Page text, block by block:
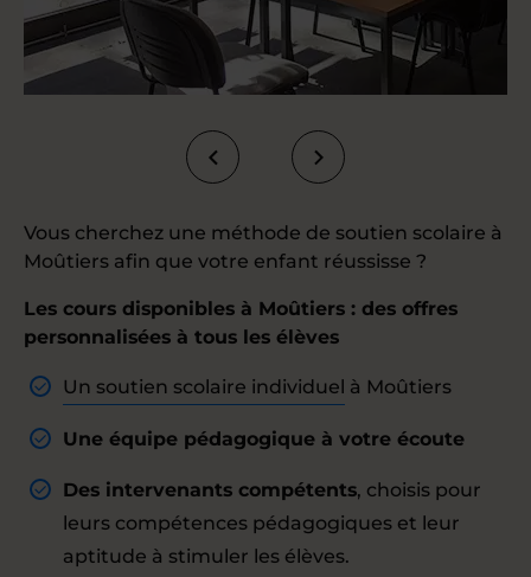
Vous cherchez une méthode de soutien scolaire à
Moûtiers afin que votre enfant réussisse ?
Les cours disponibles à Moûtiers : des offres
personnalisées à tous les élèves
Un soutien scolaire individuel à Moûtiers
Une équipe pédagogique à votre écoute
Des intervenants compétents, choisis pour
leurs compétences pédagogiques et leur
aptitude à stimuler les élèves.